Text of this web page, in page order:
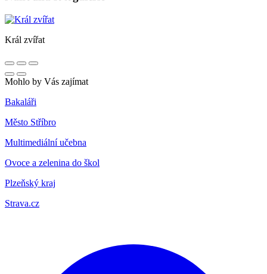
Král zvířat
Mohlo by Vás zajímat
Bakaláři
Město Stříbro
Multimediální učebna
Ovoce a zelenina do škol
Plzeňský kraj
Strava.cz